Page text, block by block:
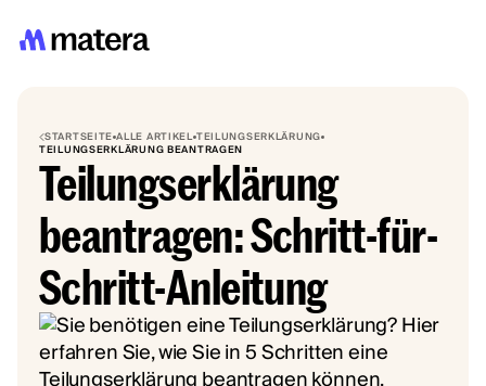
STARTSEITEALLE ARTIKELTEILUNGSERKLÄRUNG
TEILUNGSERKLÄRUNG BEANTRAGEN
Teilungserklärung
beantragen: Schritt-für-
Schritt-Anleitung